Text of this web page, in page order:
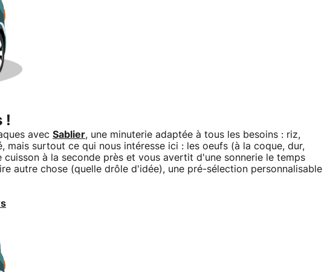
!
avec Sablier, une minuterie adaptée à tous les besoins : riz,
mais surtout ce qui nous intéresse ici : les oeufs (à la coque, dur,
à la seconde près et vous avertit d'une sonnerie le temps
autre chose (quelle drôle d'idée), une pré-sélection personnalisable